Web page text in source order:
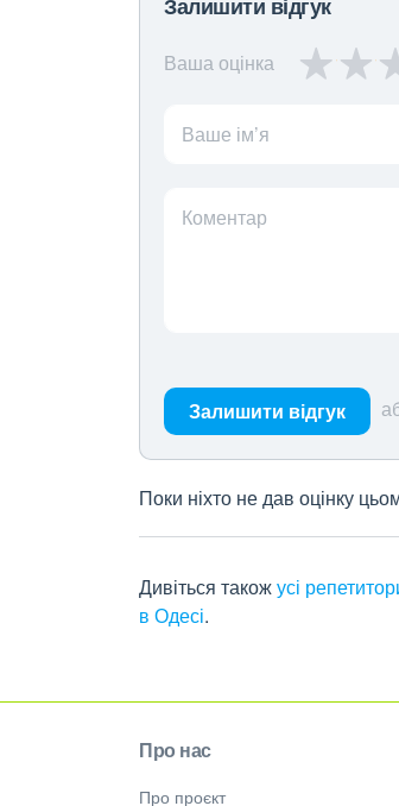
Ваша оцінка
Ваше ім’я
Коментар
Залишити відгук
Поки ніхто не дав оцінку
Дивіться такожусі
в Одесі.
Про нас
Про проєкт